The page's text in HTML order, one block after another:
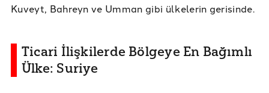
Kuveyt, Bahreyn ve Umman gibi ülkelerin gerisinde.
Ticari İlişkilerde Bölgeye En Bağımlı
Ülke: Suriye